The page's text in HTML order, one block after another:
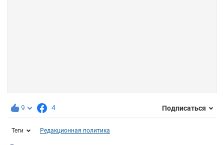
9 4 Подписаться
Теги Редакционная политика